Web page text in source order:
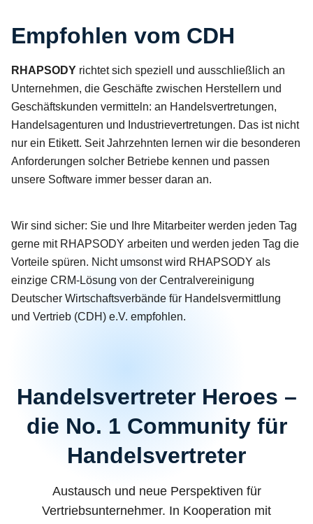
Empfohlen vom CDH
RHAPSODY richtet sich speziell und ausschließlich an
Unternehmen, die Geschäfte zwischen Herstellern und
Geschäftskunden vermitteln: an Handelsvertretungen,
Handelsagenturen und Industrievertretungen. Das ist nicht
nur ein Etikett. Seit Jahrzehnten lernen wir die besonderen
Anforderungen solcher Betriebe kennen und passen
unsere Software immer besser daran an.
Wir sind sicher: Sie und Ihre Mitarbeiter werden jeden Tag
gerne mit RHAPSODY arbeiten und werden jeden Tag die
Vorteile spüren. Nicht umsonst wird RHAPSODY als
einzige CRM-Lösung von der Centralvereinigung
Deutscher Wirtschaftsverbände für Handelsvermittlung
und Vertrieb (CDH) e.V. empfohlen.
Handelsvertreter Heroes –
die No. 1 Community für
Handelsvertreter
Austausch und neue Perspektiven für
Vertriebsunternehmer. In Kooperation mit